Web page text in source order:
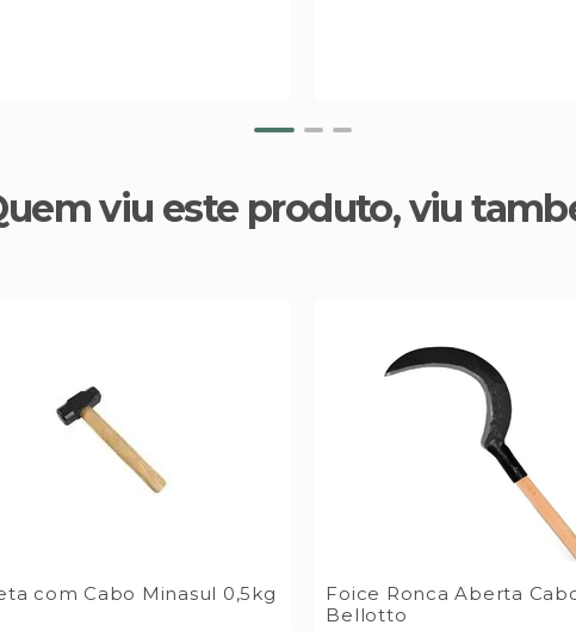
viu este produto, viu
com Cabo Minasul 0,5kg
Foice Ronca Aberta
Bellotto